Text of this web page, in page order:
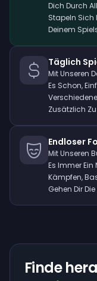
Dich Durch
Stapeln Sich
Deinem
Täglich
Mit Unseren
Es Schon,
Zusätzlich
Endloser
Mit Unseren
Es Immer
Kämpfen,
Gehen Dir
Finde